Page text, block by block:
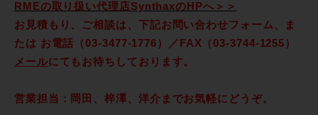
RMEの取り扱い代理店SynthaxのHPへ＞＞
お見積もり、ご相談は、下記お問い合わせフォーム、ま
たは お電話（03-3477-1776）／FAX（03-3744-1255）
メールにてもお待ちしております。
営業担当：岡田、梓澤、洋介までお気軽にどうぞ。